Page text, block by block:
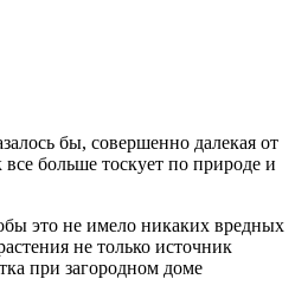
бы, совершенно далекая от
все больше тоскует по природе и
это не имело никаких вредных
не только источник
при загородном доме